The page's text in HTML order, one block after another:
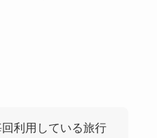
利用している旅行